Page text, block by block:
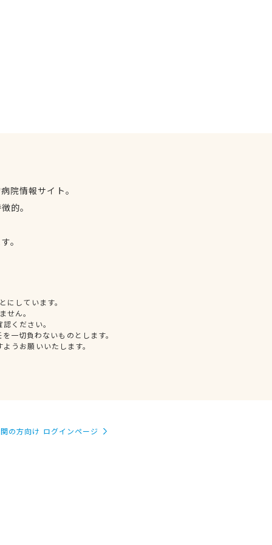
院情報サイト。
的。
。
しています。
せん。
ください。
一切負わないものとします。
うお願いいたします。
の方向け ログインページ